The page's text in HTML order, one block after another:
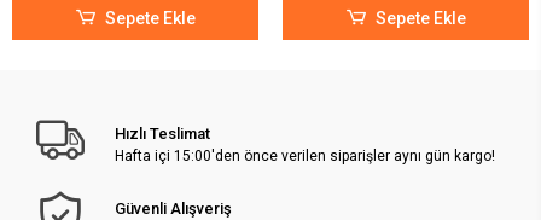
Sepete Ekle Sepete Ekle
Hızlı Teslimat
Hafta içi 15:00'den önce verilen siparişler aynı gün kargo!
Güvenli Alışveriş